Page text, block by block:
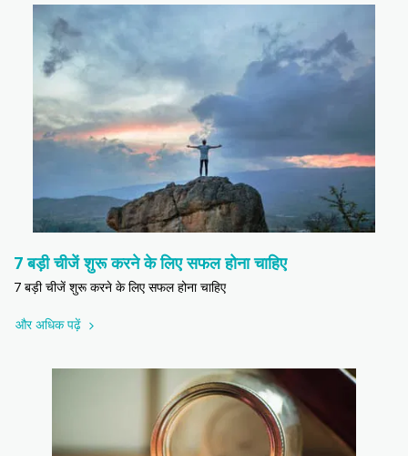
7 बड़ी चीजें शुरू करने के लिए सफल होना चाहिए
7 बड़ी चीजें शुरू करने के लिए सफल होना चाहिए
और अधिक पढ़ें